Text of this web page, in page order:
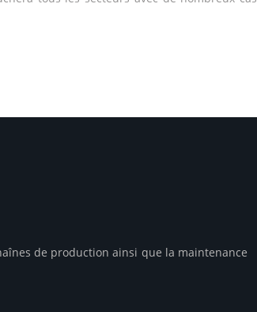
de production ainsi que la maintenance